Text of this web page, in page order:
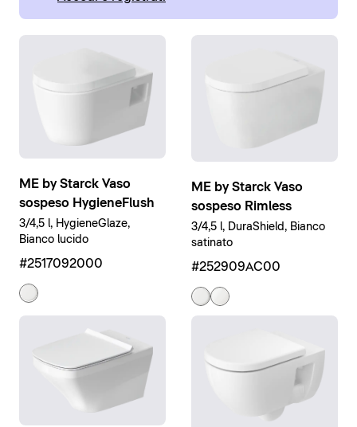
ME by Starck Vaso
sospeso HygieneFlush
3/4,5 l, HygieneGlaze,
Bianco lucido
#2517092000
ME by Starck Vaso
sospeso Rimless
3/4,5 l, DuraShield, Bianco
satinato
#252909AC00